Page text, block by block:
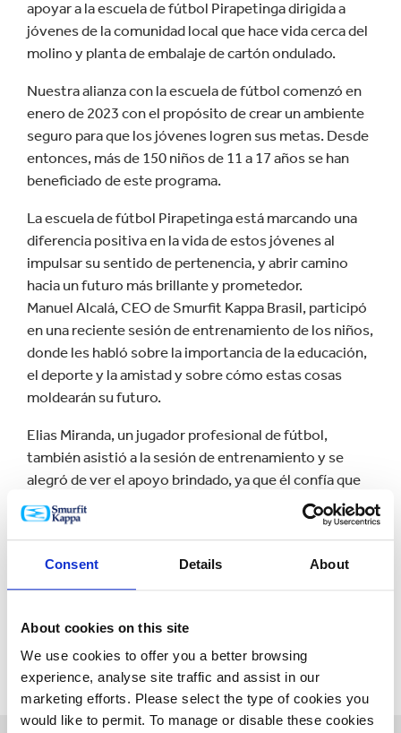
Consent Details About
About cookies on this site
We use cookies to offer you a better browsing
experience, analyse site traffic and assist in our
marketing efforts. Please select the type of cookies you
would like to permit. To manage or disable these cookies
apoyar a la escuela de fútbol Pirapetinga dirigida a
jóvenes de la comunidad local que hace vida cerca del
molino y planta de embalaje de cartón ondulado.
Nuestra alianza con la escuela de fútbol comenzó en
enero de 2023 con el propósito de crear un ambiente
seguro para que los jóvenes logren sus metas. Desde
entonces, más de 150 niños de 11 a 17 años se han
beneficiado de este programa.
La escuela de fútbol Pirapetinga está marcando una
diferencia positiva en la vida de estos jóvenes al
impulsar su sentido de pertenencia, y abrir camino
hacia un futuro más brillante y prometedor.
Manuel Alcalá, CEO de Smurfit Kappa Brasil, participó
en una reciente sesión de entrenamiento de los niños,
donde les habló sobre la importancia de la educación,
el deporte y la amistad y sobre cómo estas cosas
moldearán su futuro.
Elias Miranda, un jugador profesional de fútbol,
también asistió a la sesión de entrenamiento y se
alegró de ver el apoyo brindado, ya que él confía que
el fútbol tiene el poder de transformar la vida de
estos jóvenes.
Los jóvenes participantes expresaron sus
pensamientos, y destacaron el impacto positivo que
cómo les ayuda a enfocarse en sus aspiraciones y
evitar problemas.